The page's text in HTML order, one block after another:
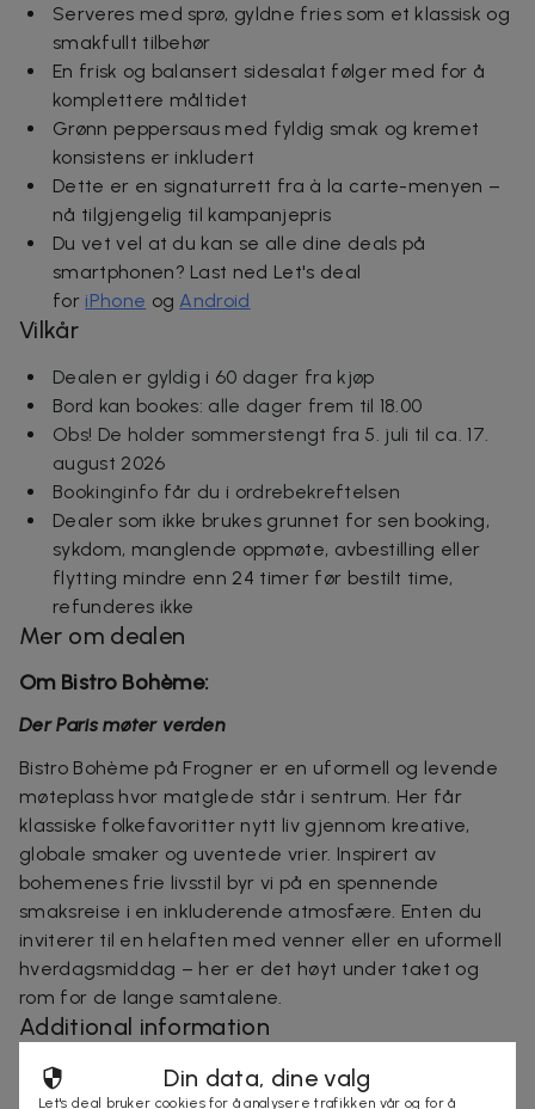
Serveres med sprø, gyldne fries som et klassisk og
smakfullt tilbehør
En frisk og balansert sidesalat følger med for å
komplettere måltidet
Grønn peppersaus med fyldig smak og kremet
konsistens er inkludert
Dette er en signaturrett fra à la carte-menyen –
nå tilgjengelig til kampanjepris
Du vet vel at du kan se alle dine deals på
smartphonen? Last ned Let's deal
for iPhone og Android
Vilkår
Dealen er gyldig i 60 dager fra kjøp
Bord kan bookes: alle dager frem til 18.00
Obs! De holder sommerstengt fra 5. juli til ca. 17.
august 2026
Bookinginfo får du i ordrebekreftelsen
Dealer som ikke brukes grunnet for sen booking,
sykdom, manglende oppmøte, avbestilling eller
flytting mindre enn 24 timer før bestilt time,
refunderes ikke
Mer om dealen
Om Bistro Bohème:
Der Paris møter verden
Bistro Bohème på Frogner er en uformell og levende
møteplass hvor matglede står i sentrum. Her får
klassiske folkefavoritter nytt liv gjennom kreative,
globale smaker og uventede vrier. Inspirert av
bohemenes frie livsstil byr vi på en spennende
smaksreise i en inkluderende atmosfære. Enten du
inviterer til en helaften med venner eller en uformell
hverdagsmiddag – her er det høyt under taket og
rom for de lange samtalene.
Additional information
★★★★★
Din data, dine valg
Let's deal bruker cookies for å analysere trafikken vår og for å